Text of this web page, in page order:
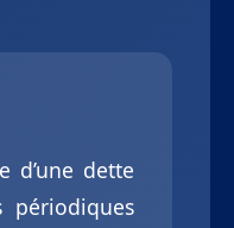
d’une dette
périodiques